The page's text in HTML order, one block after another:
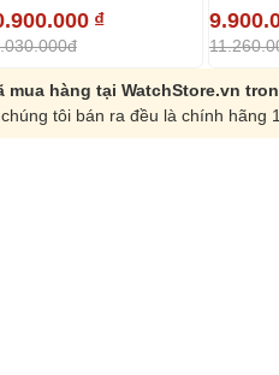
₫
mua hàng tại WatchStore.vn
tôi bán ra đều là chính hãng